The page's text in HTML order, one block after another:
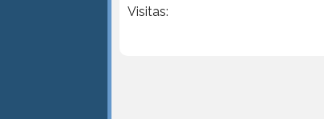
Visitas: